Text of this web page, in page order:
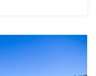
Instituto
Federal